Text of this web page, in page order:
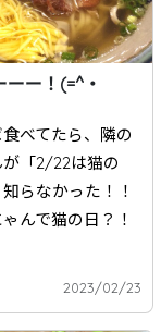
ーー！(=^・
べてたら、隣の
が「2/22は猫の
らなかった！！
んで猫の日？！
2023/02/23